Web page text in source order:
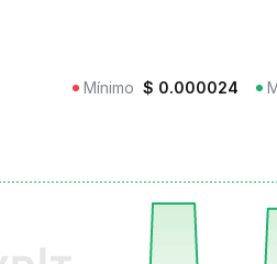
Mínimo $ 0.000024